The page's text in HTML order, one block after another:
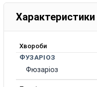
Характеристики
Хвороби
ФУЗАРІОЗ
Фюзаріоз